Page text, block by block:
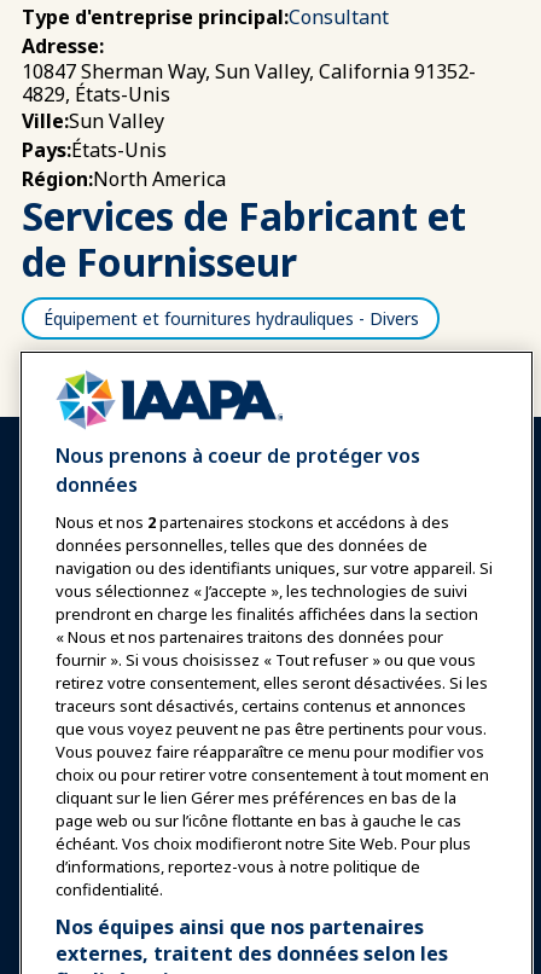
Type d'entreprise principal:Consultant
Adresse:
10847 Sherman Way, Sun Valley, California 91352-
4829, États-Unis
Ville:Sun Valley
Pays:États-Unis
Région:North America
Services de Fabricant et
de Fournisseur
Équipement et fournitures hydrauliques - Divers
Se connecter Rejoindre maintenant
Récompenses Carrières
Contact
Expositions et Événements
Nouvelles & Funworld
Éducation
Sécurité & Protection
Plaidoyer
Nous prenons à coeur de protéger vos
données
Nous et nos 2partenaires stockons et accédons à des
données personnelles, telles que des données de
navigation ou des identifiants uniques, sur votre appareil. Si
vous sélectionnez « J’accepte », les technologies de suivi
prendront en charge les finalités affichées dans la section
« Nous et nos partenaires traitons des données pour
fournir ». Si vous choisissez « Tout refuser » ou que vous
retirez votre consentement, elles seront désactivées. Si les
traceurs sont désactivés, certains contenus et annonces
que vous voyez peuvent ne pas être pertinents pour vous.
Vous pouvez faire réapparaître ce menu pour modifier vos
choix ou pour retirer votre consentement à tout moment en
cliquant sur le lien Gérer mes préférences en bas de la
page web ou sur l’icône flottante en bas à gauche le cas
échéant. Vos choix modifieront notre Site Web. Pour plus
d’informations, reportez-vous à notre politique de
confidentialité.
Nos équipes ainsi que nos partenaires
externes, traitent des données selon les